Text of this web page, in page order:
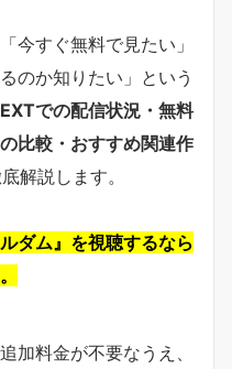
今すぐ無料で見たい」
のか知りたい」という
での配信状況・無料
比較・おすすめ関連作
解説します。
ダム』を視聴するなら
加料金が不要なうえ、